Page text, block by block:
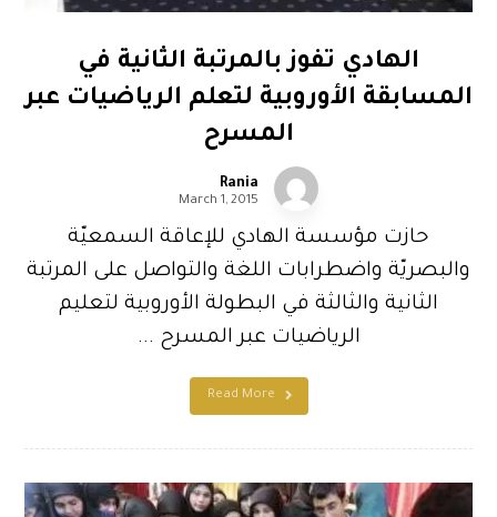
الهادي تفوز بالمرتبة الثانية في
المسابقة الأوروبية لتعلم الرياضيات عبر
المسرح
Rania
March 1, 2015
حازت مؤسسة الهادي للإعاقة السمعيّة
والبصريّة واضطرابات اللغة والتواصل على المرتبة
الثانية والثالثة في البطولة الأوروبية لتعليم
الرياضيات عبر المسرح ...
Read More